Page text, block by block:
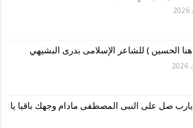
الحسين ) للشاعر الإسلامى بدرى البشيهي
صل على النبى المصطفى مادام وجهك باقيا يا